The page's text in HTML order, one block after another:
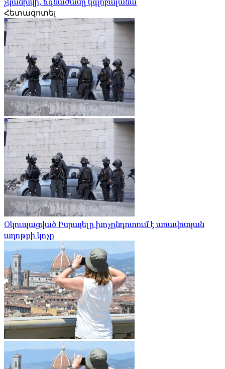
Հետազոտել
Օկուպացված Իսրայելը խոչընդոտում է առավոտյան
աղոթքի կոչը